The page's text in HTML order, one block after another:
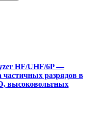
HF/UHF/6P —
частичных разрядов в
высоковольтных